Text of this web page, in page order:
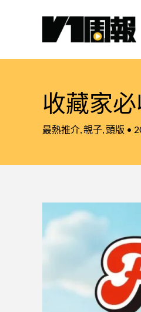
收藏家
最熱推介 親子 頭版 •